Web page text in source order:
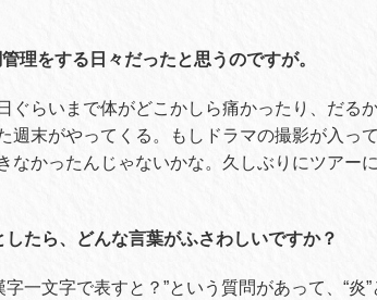
理をする日々だったと思うのですが。
ぐらいまで体がどこかしら痛かったり、だる
週末がやってくる。もしドラマの撮影が入っ
なかったんじゃないかな。久しぶりにツアー
たら、どんな言葉がふさわしいですか？
一文字で表すと？”という質問があって、“炎